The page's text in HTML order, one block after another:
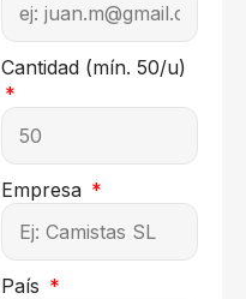
Cantidad (mín. 50/u)
Empresa
País